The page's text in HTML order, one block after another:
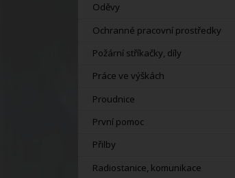
Oděvy
Ochranné pracovní prostředky
Požární stříkačky, díly
Práce ve výškách
Proudnice
První pomoc
Přilby
Radiostanice, komunikace